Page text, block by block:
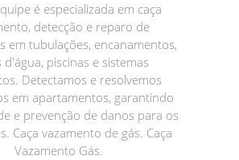
é especializada em caça
detecção e reparo de
em tubulações, encanamentos,
d'água, piscinas e sistemas
Detectamos e resolvemos
em apartamentos, garantindo
e prevenção de danos para os
Caça vazamento de gás. Caça
Vazamento Gás.